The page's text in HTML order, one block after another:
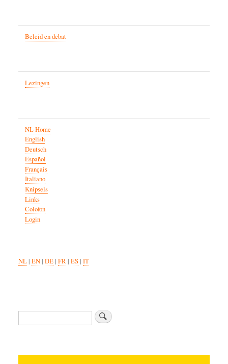
Beleid en debat
Lezingen
NL Home
English
Deutsch
Español
Français
Italiano
Knipsels
Links
Colofon
Login
NL| EN| DE| FR| ES| IT
Zoeken